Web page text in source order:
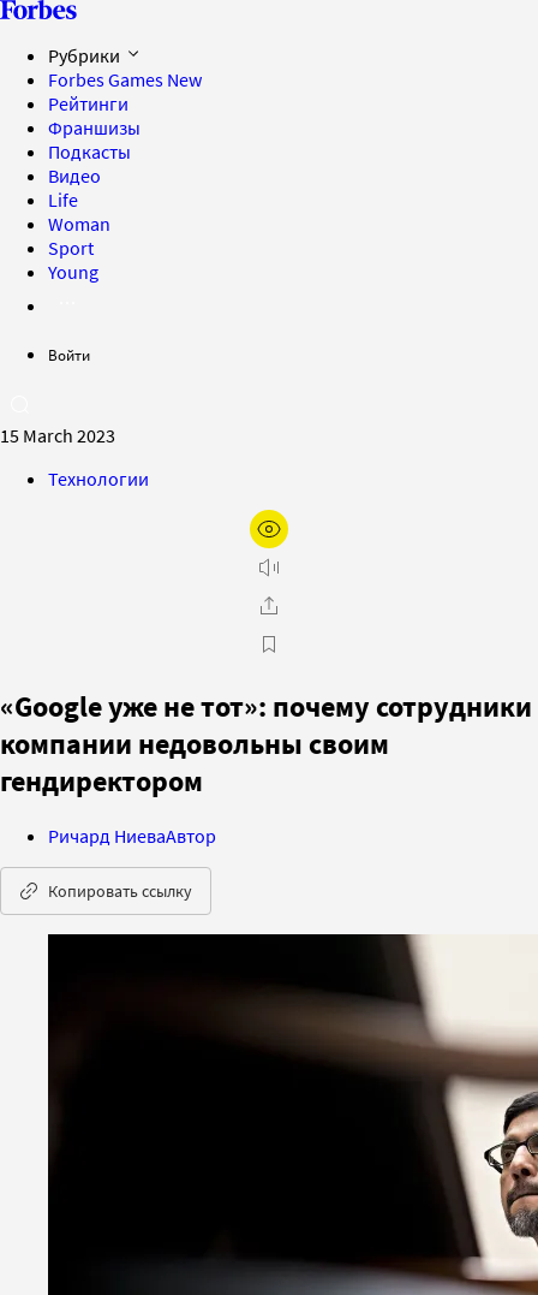
Рубрики
Forbes Games New
Рейтинги
Франшизы
Подкасты
Видео
Life
Woman
Sport
Young
Войти
15 March 2023
Технологии
«Google уже не тот»: почему сотрудники
компании недовольны своим
гендиректором
Ричард НиеваАвтор
Копировать ссылку